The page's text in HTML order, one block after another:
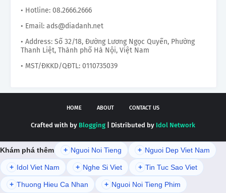
• Hotline: 08.2666.2666
• Email: ads@diadanh.net
• Address: Số 32/18, Đường Lương Ngọc Quyến, Phường
Thanh Liệt, Thành phố Hà Nội, Việt Nam
• MST/ĐKKD/QĐTL: 0110735039
HOME ABOUT CONTACT US
Crafted with by Blogging | Distributed by Idol Network
Khám phá thêm + Nguoi Noi Tieng + Nguoi Dep Viet Nam
+ Idol Viet Nam + Nghe Si Viet + Tin Tuc Sao Viet
+ Thuong Hieu Ca Nhan + Nguoi Noi Tieng Phim